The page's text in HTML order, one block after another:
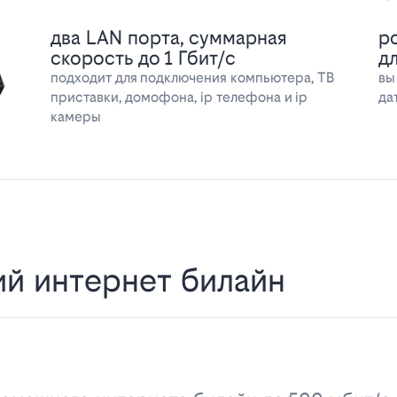
два LAN порта, суммарная
скорость до 1 Гбит/с
подходит для подключения компьютера, ТВ
приставки, домофона, ip телефона и ip
камеры
интернет билайн